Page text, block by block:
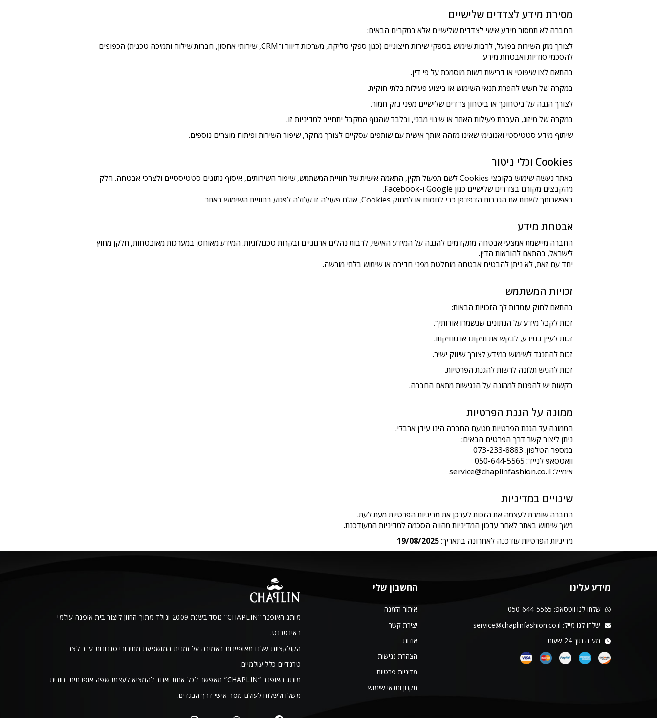
מסירת מידע לצדדים שלישיים
החברה לא תמסור מידע אישי לצדדים שלישיים אלא במקרים הבאים:
לצורך מתן השירות בפועל, לרבות שימוש בספקי שירות חיצוניים (כגון ספקי סליקה, מערכות דיוור ו־CRM, שירותי אחסון, חברות שילוח ותמיכה טכנית) הכפופים
להסכמי סודיות ואבטחת מידע.
בהתאם לצו שיפוטי או דרישת רשות מוסמכת על פי דין.
במקרה של חשש להפרת תנאי השימוש או ביצוע פעילות בלתי חוקית.
לצורך הגנה על ביטחונך או ביטחון צדדים שלישיים מפני נזק חמור.
במקרה של מיזוג, העברת פעילות האתר או שינוי מבני, ובלבד שהגוף המקבל יתחייב למדיניות זו.
שיתוף מידע סטטיסטי ואנונימי שאינו מזהה אותך אישית עם שותפים עסקיים לצורך מחקר, שיפור השירות ופיתוח מוצרים נוספים.
Cookies וכלי ניטור
באתר נעשה שימוש בקובצי Cookies לשם תפעול תקין, התאמה אישית של חוויית המשתמש, שיפור השירותים, איסוף נתונים סטטיסטיים ולצרכי אבטחה. חלק
מהקבצים מקורם בצדדים שלישיים כגון Google ו-Facebook.
באפשרותך לשנות את הגדרות הדפדפן כדי לחסום או למחוק Cookies, אולם פעולה זו עלולה לפגוע בחוויית השימוש באתר.
אבטחת מידע
החברה מיישמת אמצעי אבטחה מתקדמים להגנה על המידע האישי, לרבות נהלים ארגוניים ובקרות טכנולוגיות. המידע מאוחסן במערכות מאובטחות, חלקן מחוץ
לישראל, בהתאם להוראות הדין.
יחד עם זאת, לא ניתן להבטיח אבטחה מוחלטת מפני חדירה או שימוש בלתי מורשה.
זכויות המשתמש
בהתאם לחוק עומדות לך הזכויות הבאות:
זכות לקבל מידע על הנתונים שנשמרו אודותיך.
זכות לעיין במידע, לבקש את תיקונו או מחיקתו.
זכות להתנגד לשימוש במידע לצורך שיווק ישיר.
זכות להגיש תלונה לרשות להגנת הפרטיות.
בקשות יש להפנות לממונה על הנגישות מתאם החברה.
ממונה על הגנת הפרטיות
הממונה על הגנת הפרטיות מטעם החברה הינו עידן ארבלי​.
ניתן ליצור קשר דרך הפרטים הבאים:
במספר הטלפון: 073-233-8883
וואטסאפ לנייד: 050-644-5565
אימייל: service@chaplinfashion.co.il
שינויים במדיניות
החברה שומרת לעצמה את הזכות לעדכן את מדיניות הפרטיות מעת לעת.
משך שימוש באתר לאחר עדכון המדיניות מהווה הסכמה למדיניות המעודכנת.
מדיניות הפרטיות עודכנה לאחרונה בתאריך:19/08/2025
מידע עלינו
שלחו לנו ווטסאפ: 050-644-5565
שלחו לנו מייל: service@chaplinfashion.co.il
מענה תוך 24 שעות
החשבון שלי
איתור הזמנה
יצירת קשר
אודות
הצהרת נגישות
מדיניות פרטיות
תקנון ותנאי שימוש
מותג האופנה “CHAPLIN” נוסד בשנת 2009 ונולד מתוך החזון ליצור בית אופנה עולמי
באינטרנט.
הקולקציות שלנו מאופיינות באמירה על זמנית המושפעת מחיבורי סגנונות עבר לצד
טרנדיים כלל עולמיים.
מותג האופנה “CHAPLIN” מאפשר לכל אחת ואחד להמציא לעצמו שפה אופנתית יחודית
משלו ולשלוח לעולם מסר אישי דרך הבגדים.